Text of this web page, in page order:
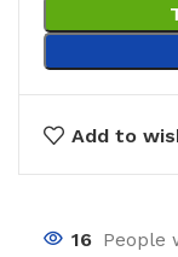
Add to
16 People